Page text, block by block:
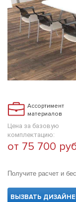
Ассортимент
материалов
Цена за базовую
комплектацию:
от 75 700
Получите расчет и
ВЫЗВАТЬ